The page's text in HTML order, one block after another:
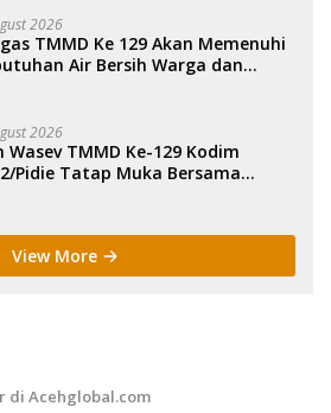
2026
TMMD Ke 129 Akan Memenuhi
Air Bersih Warga dan
2026
Wasev TMMD Ke-129 Kodim
Pidie Tatap Muka Bersama
View More
di Acehglobal.com